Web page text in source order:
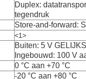
Duplex:
tegendruk
Store-and-forward:
<1>
Buiten: 5 V
Ingebouwd: 100 V
0 °C aan +70 °C
-20 °C aan +80 °C